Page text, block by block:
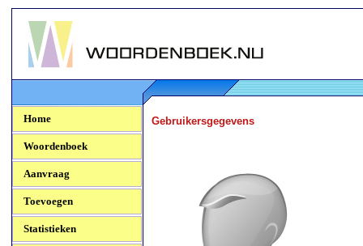
Woordenboek.NU
Home
Woordenboek
Aanvraag
Toevoegen
Statistieken
Gebruikersgegevens